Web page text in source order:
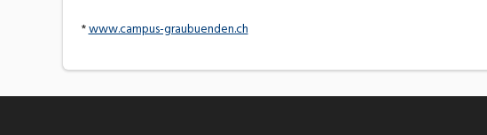
*www.campus-graubuenden.ch